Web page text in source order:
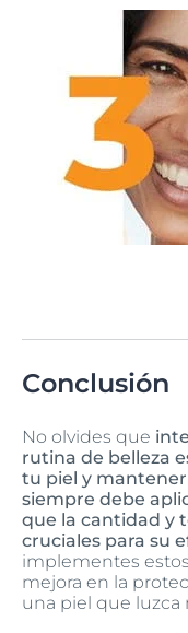
Conclusión
No olvides que
rutina de belleza
tu piel y
siempre debe
que la cantidad y
cruciales para su
implementes
mejora en la
una piel que luzca